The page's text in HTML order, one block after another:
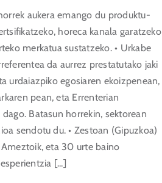
aukera emango du produktu-
horeca kanala garatzeko
merkatua sustatzeko. • Urkabe
da aurrez prestatutako jaki
urdaiazpiko egosiaren ekoizpenean,
pean, eta Errenterian
dago. Batasun horrekin, sektorean
sendotu du. • Zestoan (Gipuzkoa)
eta 30 urte baino
[...]